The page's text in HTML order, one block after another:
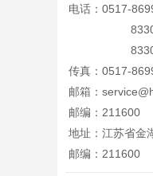
电话：0517-
传真：0517-
邮箱：
邮编：211600
地址：江苏省金
邮编：211600